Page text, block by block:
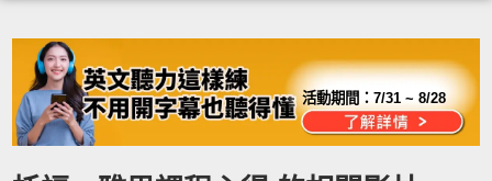
活動期間：7/31 ~ 8/28